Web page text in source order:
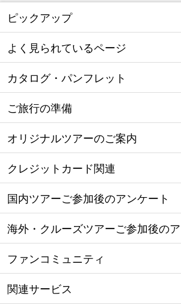
ピックアップ
よく見られているページ
カタログ・パンフレット
ご旅行の準備
オリジナルツアーのご案内
クレジットカード関連
国内ツアーご参加後のアンケート
海外・クルーズツアーご参加後の
ファンコミュニティ
関連サービス